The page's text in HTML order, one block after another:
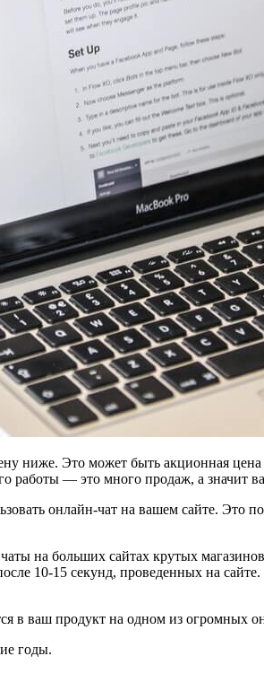
ниже. Это может быть акционная
работы ― это много продаж, а значит
онлайн-чат на вашем сайте. Это
на больших сайтах крутых
10-15 секунд, проведенных на
в ваш продукт на одном из огромных
годы.